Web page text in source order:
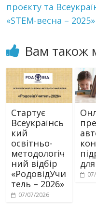
проєкту та
«STEM-весна – 2025»
Вам також
Стартує
Всеукраїнсь
кий
освітньо-
методологіч
ний відбір
«РодовідУчи
тель – 2026»
07/07/2026